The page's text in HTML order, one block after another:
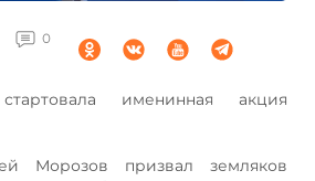
0
именинная акция
Морозов призвал земляков